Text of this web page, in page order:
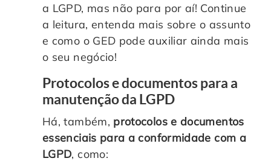
a LGPD, mas não para por aí! Continue
a leitura, entenda mais sobre o assunto
e como o GED pode auxiliar ainda mais
o seu negócio!
Protocolos e documentos para a
manutenção da LGPD
Há, também, protocolos e documentos
essenciais para a conformidade com a
LGPD, como: